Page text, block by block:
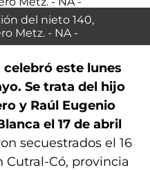
del nieto 140,
Metz. - NA -
celebró este lunes
Se trata del hijo
y Raúl Eugenio
el 17 de abril
secuestrados el 16
Cutral-Có, provincia